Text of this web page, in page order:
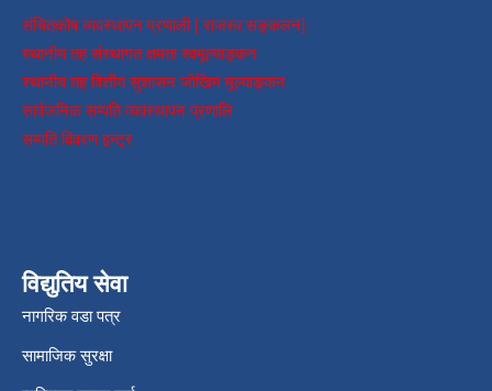
संचितकोष व्यवस्थापन प्रणाली [ राजस्व सङ्कलन]
स्थानीय तह संस्थागत क्षमता स्वमूल्याङ्कन
स्थानीय तह वित्तीय सुशासन जोखिम मूल्याङ्कन
सार्वजनिक सम्पति व्यवस्थापन प्रणालि
सम्पति विवरण इन्ट्र
विद्युतिय सेवा
नागरिक वडा पत्र
सामाजिक सुरक्षा